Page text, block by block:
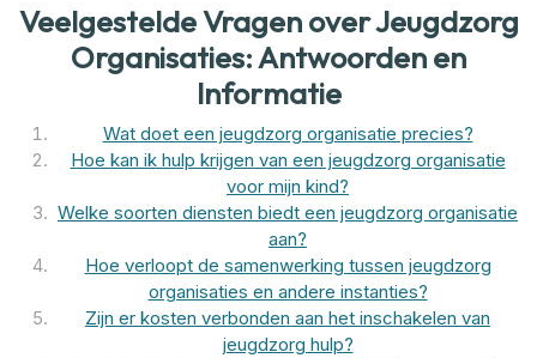
Veelgestelde Vragen over Jeugdzorg
Organisaties: Antwoorden en
Informatie
Wat doet een jeugdzorg organisatie precies?
Hoe kan ik hulp krijgen van een jeugdzorg organisatie
voor mijn kind?
Welke soorten diensten biedt een jeugdzorg organisatie
aan?
Hoe verloopt de samenwerking tussen jeugdzorg
organisaties en andere instanties?
Zijn er kosten verbonden aan het inschakelen van
jeugdzorg hulp?